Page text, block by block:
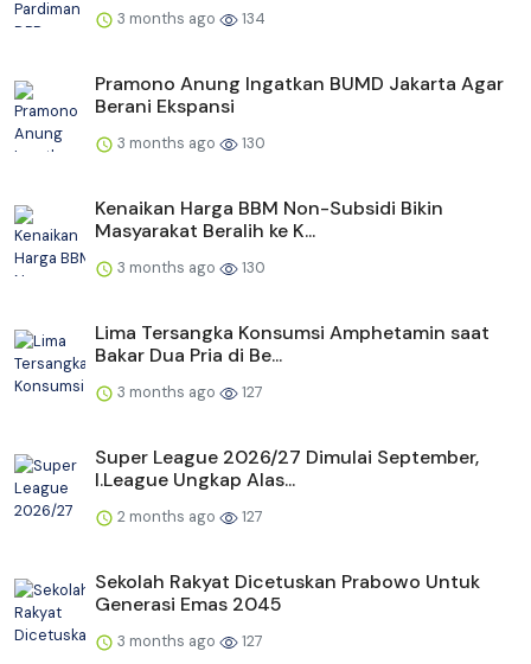
3 months ago 134
Pramono Anung Ingatkan BUMD Jakarta Agar
Berani Ekspansi
3 months ago 130
Kenaikan Harga BBM Non-Subsidi Bikin
Masyarakat Beralih ke K...
3 months ago 130
Lima Tersangka Konsumsi Amphetamin saat
Bakar Dua Pria di Be...
3 months ago 127
Super League 2026/27 Dimulai September,
I.League Ungkap Alas...
2 months ago 127
Sekolah Rakyat Dicetuskan Prabowo Untuk
Generasi Emas 2045
3 months ago 127